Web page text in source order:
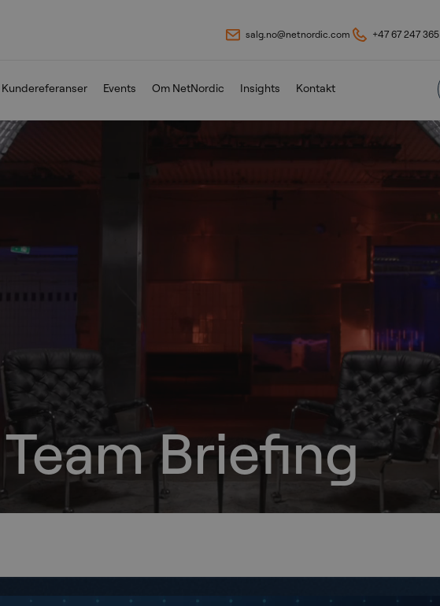
salg.no@netnordic.com +47 67 247 365
Kundereferanser Events Om NetNordic Insights Kontakt
Briefing